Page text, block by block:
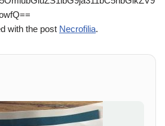
with the post Necrofilia.